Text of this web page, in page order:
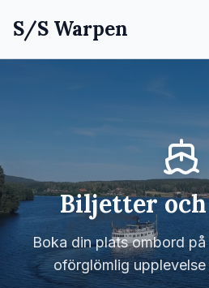
S/S Warpen
Biljetter
Boka din plats ombord
oförglömlig upplevelse